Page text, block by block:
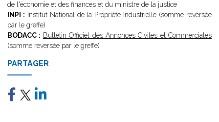
de l'économie et des finances et du ministre de la justice
INPI : Institut National de la Propriété Industrielle (somme reversée
par le greffe)
BODACC : Bulletin Officiel des Annonces Civiles et Commerciales
(somme reversée par le greffe)
PARTAGER